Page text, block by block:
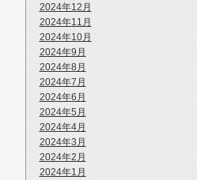
2024年12月
2024年11月
2024年10月
2024年9月
2024年8月
2024年7月
2024年6月
2024年5月
2024年4月
2024年3月
2024年2月
2024年1月